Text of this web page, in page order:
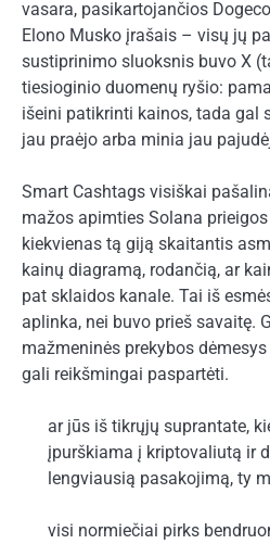
vasara, pasikartojančios
Elono Musko įrašais – visų jų
sustiprinimo sluoksnis buvo X
tiesioginio duomenų ryšio:
išeini patikrinti kainos, tada gal
jau praėjo arba minia jau
Smart Cashtags visiškai
mažos apimties Solana
kiekvienas tą giją skaitantis
kainų diagramą, rodančią, ar
pat sklaidos kanale. Tai iš
aplinka, nei buvo prieš savaitę.
mažmeninės prekybos
gali reikšmingai paspartėti.
ar jūs iš tikrųjų suprantate,
įpurškiama į kriptovaliutą ir
lengviausią pasakojimą, ty
visi normiečiai pirks